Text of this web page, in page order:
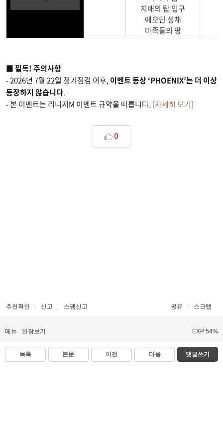
지배의 탑 입구
에오딘 성채
마족들의 땅
■ 필독! 주의사항
- 2026년 7월 22일 정기점검 이후,이벤트 동상 ‘PHOENIX’는 더 이상
등장하지 않습니다.
- 본 이벤트는 리니지M 이벤트 규약을 따릅니다. [자세히 보기]
0
추천확인 신고 스팸신고 공유 스크랩
메뉴 인장보기 EXP 54%
목록 본문 이전 다음 댓글쓰기